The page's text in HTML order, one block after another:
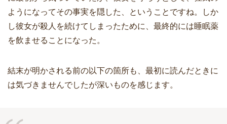
ようになってその事実を隠した、ということですね。しか
し彼女が殺人を続けてしまったために、最終的には睡眠薬
を飲ませることになった。
結末が明かされる前の以下の箇所も、最初に読んだときに
は気づきませんでしたが深いものを感じます。